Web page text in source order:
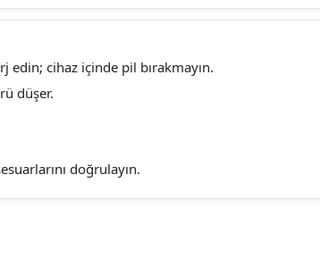
cihaz içinde pil bırakmayın.
düşer.
doğrulayın.